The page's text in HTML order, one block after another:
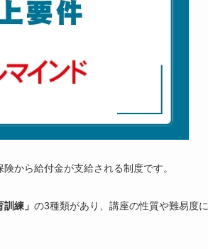
から給付金が支給される制度です。
練」 の3種類があり、講座の性質や難易度に